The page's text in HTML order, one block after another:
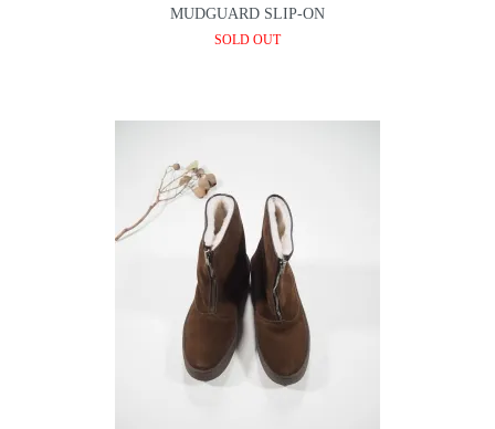
MUDGUARD SLIP-ON
SOLD OUT